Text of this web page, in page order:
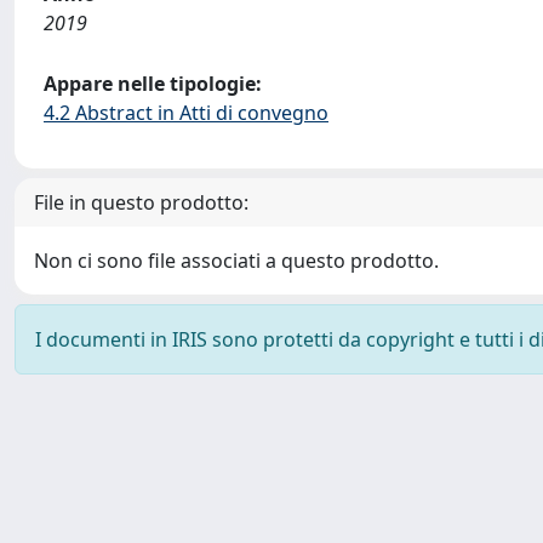
2019
Appare nelle tipologie:
4.2 Abstract in Atti di convegno
File in questo prodotto:
Non ci sono file associati a questo prodotto.
I documenti in IRIS sono protetti da copyright e tutti i